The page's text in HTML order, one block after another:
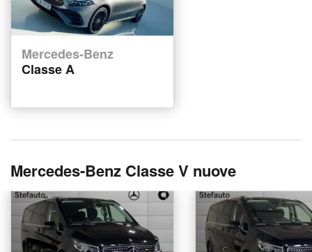
Mercedes-Benz
Classe A
Mercedes-Benz Classe V nuove